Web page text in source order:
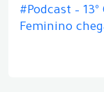
#Podcast –
Feminino